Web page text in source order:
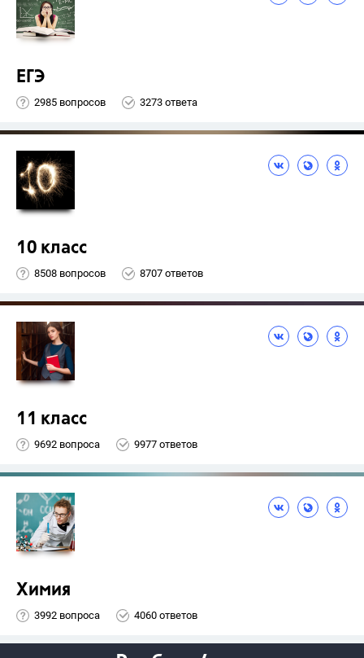
ЕГЭ
2985 вопросов 3273 ответа
10 класс
8508 вопросов 8707 ответов
11 класс
9692 вопроса 9977 ответов
Химия
3992 вопроса 4060 ответов